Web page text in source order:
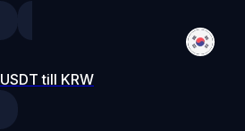
USDT till KRW